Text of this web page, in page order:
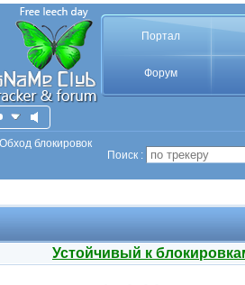
Портал
Форум
Обход блокировок
Поиск :
Устойчивый к